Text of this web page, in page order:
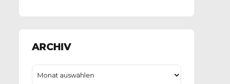
ARCHIV